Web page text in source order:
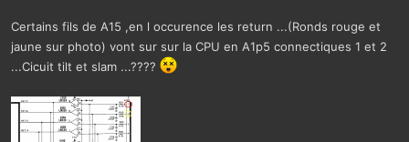
Certains fils de A15 ,en l occurence les return ...(Ronds rouge et
jaune sur photo) vont sur sur la CPU en A1p5 connectiques 1 et 2
...Cicuit tilt et slam ...????